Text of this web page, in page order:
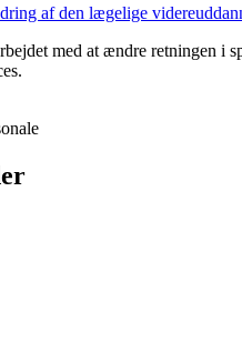
af den lægelige
med at ændre retningen i